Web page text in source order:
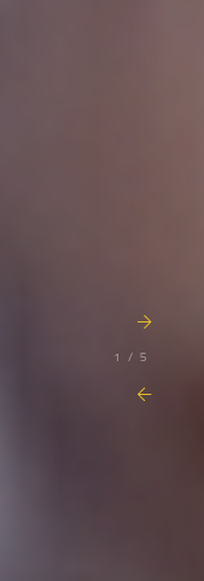
1 / 5